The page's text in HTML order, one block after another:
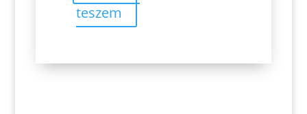
teszem